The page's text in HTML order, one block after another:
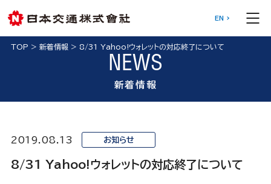
EN
TOP > 新着情報> 8/31 Yahoo!ウォレットの対応終了について
NEWS
新着情報
2019.08.13 お知らせ
8/31 Yahoo!ウォレットの対応終了について